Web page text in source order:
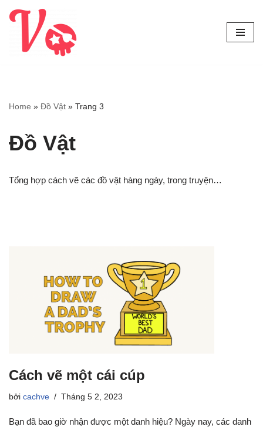
Chuyển
Home » Đồ Vật » Trang 3
Đồ Vật
Tổng hợp cách vẽ các đồ vật hàng ngày, trong truyện…
Cách vẽ một cái cúp
bởi cachve Tháng 5 2, 2023
Bạn đã bao giờ nhận được một danh hiệu? Ngày nay, các danh